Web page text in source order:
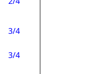
3/4
3/4